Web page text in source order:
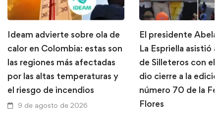
Ideam advierte sobre ola de
calor en Colombia: estas son
las regiones más afectadas
por las altas temperaturas y
el riesgo de incendios
9 de agosto de 2026
El presidente
La Espriella asistió
de Silleteros con el
dio cierre a la
número 70 de la
Flores